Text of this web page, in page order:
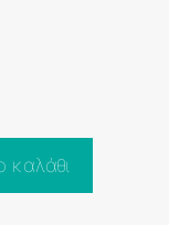
καλάθι